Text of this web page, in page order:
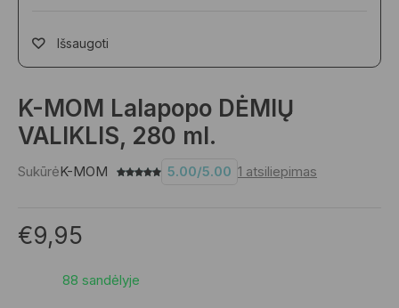
K-MOM Lalapopo DĖMIŲ
VALIKLIS, 280 ml.
SukūrėK-MOM 5.00/5.00 1 atsiliepimas
€9,95
88 sandėlyje
Išsaugoti